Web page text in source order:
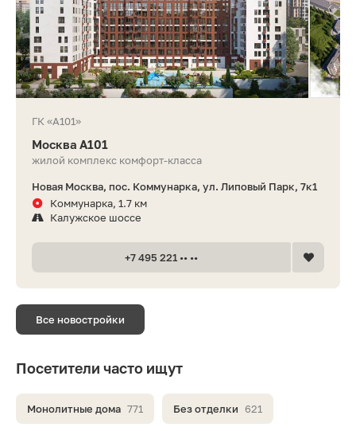
ГК «А101»
Москва А101
жилой комплекс комфорт-класса
Новая Москва, пос. Коммунарка, ул. Липовый Парк, 7к1
Коммунарка, 1.7 км
Калужское шоссе
+7 495 221 •• ••
Все новостройки
Посетители часто ищут
Монолитные дома 771 Без отделки 621